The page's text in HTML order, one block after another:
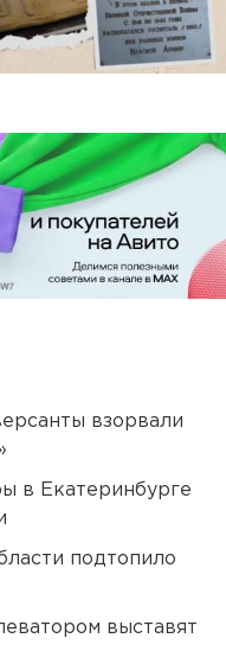
взорвали
в Екатеринбурге
подтопило
выставят